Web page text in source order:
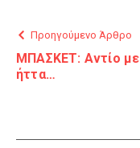
Προηγούμενο Άρθρο
ΜΠΑΣΚΕΤ: Αντίο με
ήττα…